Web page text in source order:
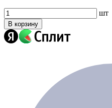
шт
В корзину